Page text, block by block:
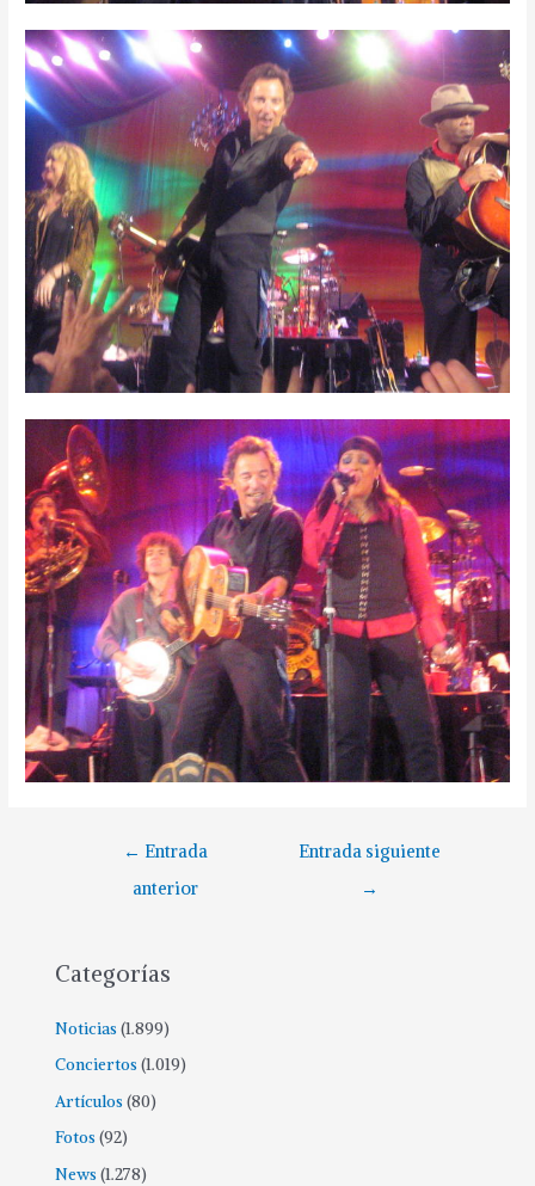
← Entrada
anterior
Entrada siguiente
→
Categorías
Noticias (1.899)
Conciertos (1.019)
Artículos (80)
Fotos (92)
News (1.278)